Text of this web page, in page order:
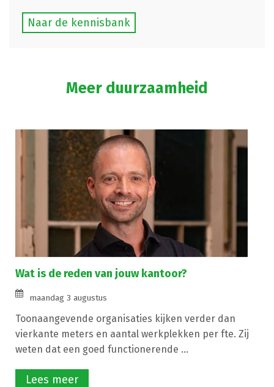
Naar de kennisbank
Meer duurzaamheid
Wat is de reden van jouw kantoor?
maandag 3 augustus
Toonaangevende organisaties kijken verder dan
vierkante meters en aantal werkplekken per fte. Zij
weten dat een goed functionerende ...
Lees meer